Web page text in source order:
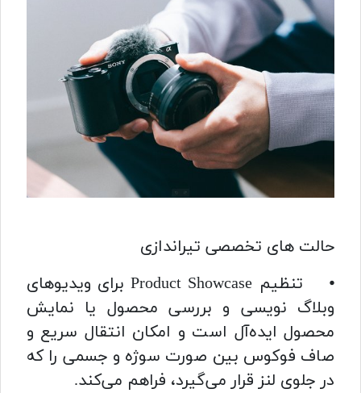
حالت های تخصصی تیراندازی
⦁ تنظیم Product Showcase برای ویدیوهای
وبلاگ نویسی و بررسی محصول یا نمایش
محصول ایده‌آل است و امکان انتقال سریع و
صاف فوکوس بین صورت سوژه و جسمی را که
در جلوی لنز قرار می‌گیرد، فراهم می‌کند.